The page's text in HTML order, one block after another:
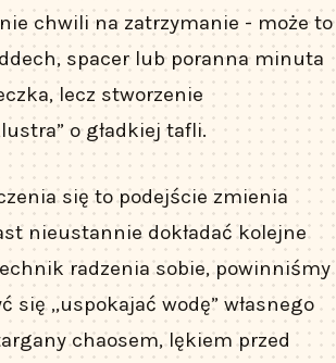
chwili na zatrzymanie - może to
spacer lub poranna minuta
lecz stworzenie
o gładkiej tafli.
się to podejście zmienia
nieustannie dokładać kolejne
radzenia sobie, powinniśmy
się „uspokajać wodę” własnego
chaosem, lękiem przed